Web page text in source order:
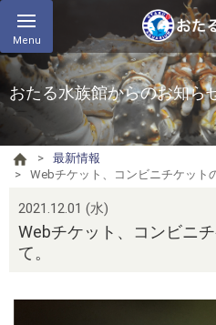
Menu
おたる水族館からのお知ら
最新情報
Webチケット、コンビニチケット
2021.12.01 (水)
Webチケット、コンビニ
て。